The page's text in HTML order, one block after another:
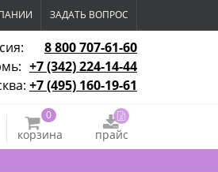
ЗАДАТЬ ВОПРОС
8 800 707-61-60
+7 (342) 224-14-44
+7 (495) 160-19-61
0
корзина
прайс